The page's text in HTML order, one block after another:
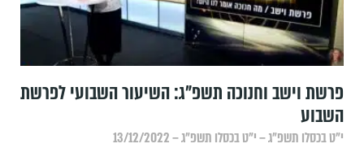
פרשת וישב וחנוכה תשפ"ג: השיעור השבועי לפרשת
השבוע
י״ט בכסלו תשפ״ג – י״ט בכסלו תשפ״ג – 13/12/2022